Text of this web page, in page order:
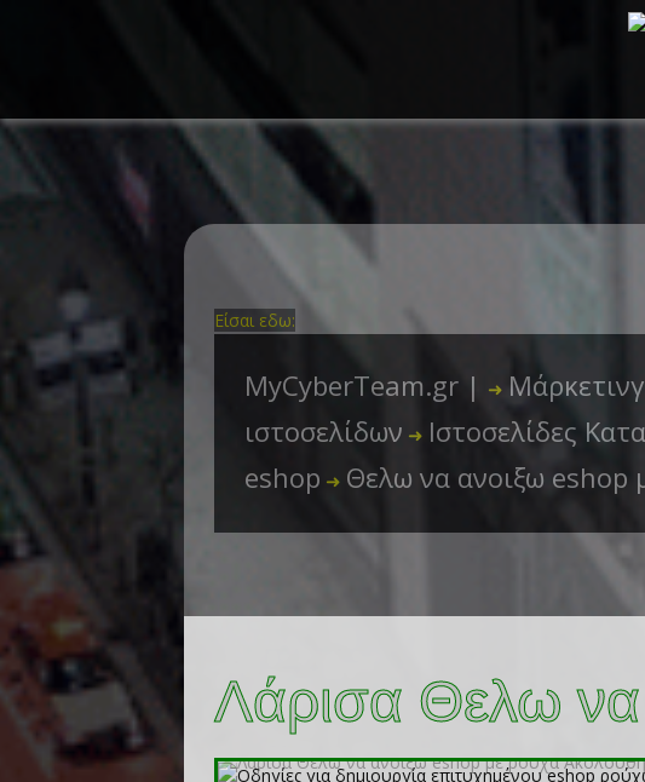
Είσαι εδω:
MyCyberTeam.gr | ➜
ιστοσελίδων ➜ Ιστοσελίδες
eshop ➜ Θελω να ανοιξω eshop
Λάρισα Θελω